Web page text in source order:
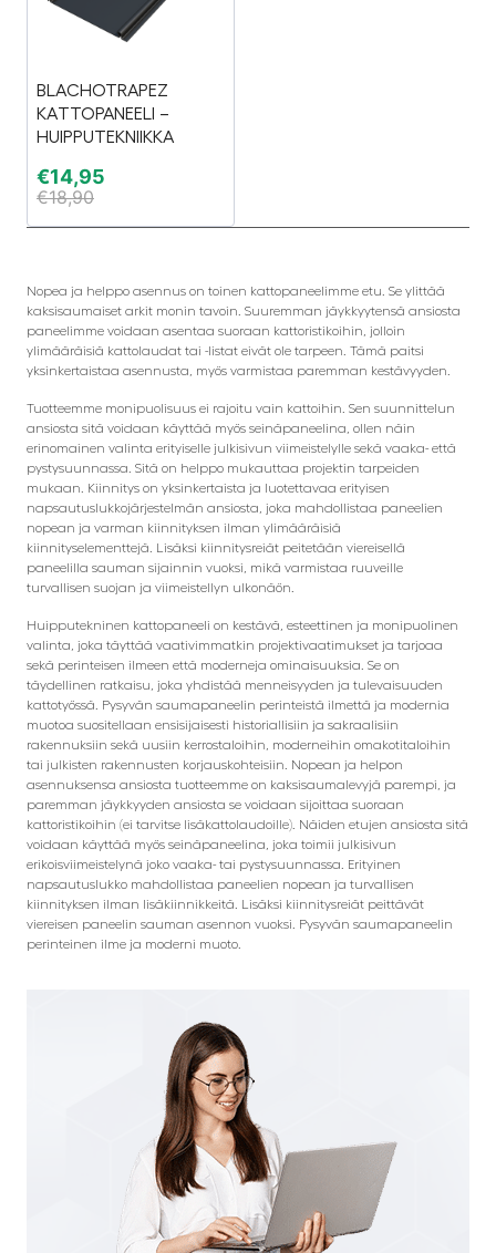
BLACHOTRAPEZ
KATTOPANEELI –
HUIPPUTEKNIIKKA
€14,95
€18,90
Nopea ja helppo asennus on toinen kattopaneelimme etu. Se ylittää
kaksisaumaiset arkit monin tavoin. Suuremman jäykkyytensä ansiosta
paneelimme voidaan asentaa suoraan kattoristikoihin, jolloin
ylimääräisiä kattolaudat tai -listat eivät ole tarpeen. Tämä paitsi
yksinkertaistaa asennusta, myös varmistaa paremman kestävyyden.
Tuotteemme monipuolisuus ei rajoitu vain kattoihin. Sen suunnittelun
ansiosta sitä voidaan käyttää myös seinäpaneelina, ollen näin
erinomainen valinta erityiselle julkisivun viimeistelylle sekä vaaka- että
pystysuunnassa. Sitä on helppo mukauttaa projektin tarpeiden
mukaan. Kiinnitys on yksinkertaista ja luotettavaa erityisen
napsautuslukkojärjestelmän ansiosta, joka mahdollistaa paneelien
nopean ja varman kiinnityksen ilman ylimääräisiä
kiinnityselementtejä. Lisäksi kiinnitysreiät peitetään viereisellä
paneelilla sauman sijainnin vuoksi, mikä varmistaa ruuveille
turvallisen suojan ja viimeistellyn ulkonäön.
Huipputekninen kattopaneeli on kestävä, esteettinen ja monipuolinen
valinta, joka täyttää vaativimmatkin projektivaatimukset ja tarjoaa
sekä perinteisen ilmeen että moderneja ominaisuuksia. Se on
täydellinen ratkaisu, joka yhdistää menneisyyden ja tulevaisuuden
kattotyössä. Pysyvän saumapaneelin perinteistä ilmettä ja modernia
muotoa suositellaan ensisijaisesti historiallisiin ja sakraalisiin
rakennuksiin sekä uusiin kerrostaloihin, moderneihin omakotitaloihin
tai julkisten rakennusten korjauskohteisiin. Nopean ja helpon
asennuksensa ansiosta tuotteemme on kaksisaumalevyjä parempi, ja
paremman jäykkyyden ansiosta se voidaan sijoittaa suoraan
kattoristikoihin (ei tarvitse lisäkattolaudoille). Näiden etujen ansiosta sitä
voidaan käyttää myös seinäpaneelina, joka toimii julkisivun
erikoisviimeistelynä joko vaaka- tai pystysuunnassa. Erityinen
napsautuslukko mahdollistaa paneelien nopean ja turvallisen
kiinnityksen ilman lisäkiinnikkeitä. Lisäksi kiinnitysreiät peittävät
viereisen paneelin sauman asennon vuoksi. Pysyvän saumapaneelin
perinteinen ilme ja moderni muoto.